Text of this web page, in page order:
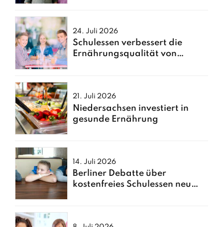
24. Juli 2026
Schulessen verbessert die
Ernährungsqualität von
21. Juli 2026
Niedersachsen investiert in
gesunde Ernährung
14. Juli 2026
Berliner Debatte über
kostenfreies Schulessen neu